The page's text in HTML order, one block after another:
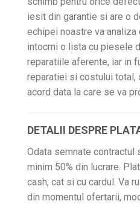
iesit din garantie si are o
echipei noastre va
intocmi o lista cu piesele
reparatiile aferente, iar in
reparatiei si costului total,
acord data la care se va
DETALII DESPRE
Odata semnate contractul
minim 50% din lucrare.
cash, cat si cu cardul. Va
din momentul ofertarii,